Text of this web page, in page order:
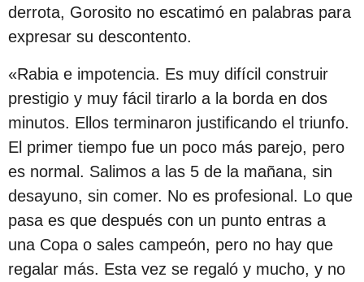
derrota, Gorosito no escatimó en palabras para
expresar su descontento.
«Rabia e impotencia. Es muy difícil construir
prestigio y muy fácil tirarlo a la borda en dos
minutos. Ellos terminaron justificando el triunfo.
El primer tiempo fue un poco más parejo, pero
es normal. Salimos a las 5 de la mañana, sin
desayuno, sin comer. No es profesional. Lo que
pasa es que después con un punto entras a
una Copa o sales campeón, pero no hay que
regalar más. Esta vez se regaló y mucho, y no